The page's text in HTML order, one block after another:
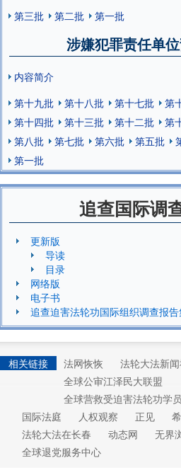
第三批
第二批 第一批
涉嫌犯罪责任单
内容简介
第十九批
第十八批 第十七批 第
第十四批
第十三批 第十二批 第
第八批
第七批 第六批 第五批
第一批
追查国际调
更新版
导读
目录
网络版
电子书
追查迫害法轮功国际组织调查报
相关链接 法网恢恢 法轮大法新
全球公审江泽民大联盟
全球营救受迫害法轮功学
国际法庭
人权观察 正见
法轮大法在长春
动态网 无界
全球退党服务中心